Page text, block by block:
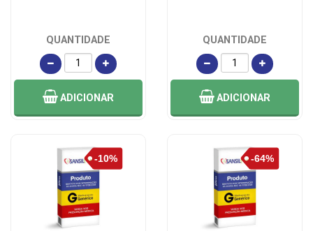
QUANTIDADE
ADICIONAR
QUANTIDADE
ADICIONAR